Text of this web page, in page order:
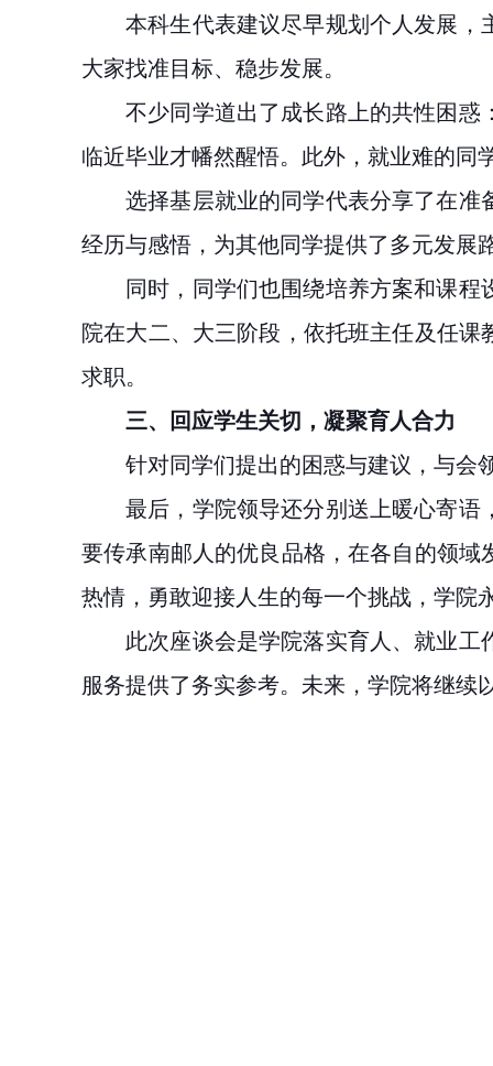
本科生代表建议尽早规划个人发展
大家找准目标、稳步发展。
不少同学道出了成长路上的共性困
临近毕业才幡然醒悟。此外，就业难的同
选择基层就业的同学代表分享了在
经历与感悟，为其他同学提供了多元发展
同时，同学们也围绕培养方案和课
院在大二、大三阶段，依托班主任及任
求职。
三、回应学生关切，凝聚育人合力
针对同学们提出的困惑与建议，与会
最后，学院领导还分别送上暖心寄
要传承南邮人的优良品格，在各自的领
热情，勇敢迎接人生的每一个挑战，学院
此次座谈会是学院落实育人、就业
服务提供了务实参考。 未来，学院将继续